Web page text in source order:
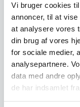
Vi bruger cookies
annoncer, til at
at analysere vores
din brug af vores
for sociale medier,
analysepartnere.
data med andre
de har indsamlet
Om
Har du
Vi prismatcher